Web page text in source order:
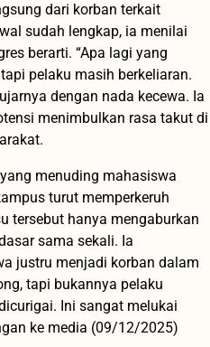
dari korban terkait
sudah lengkap, ia menilai
berarti. “Apa lagi yang
pelaku masih berkeliaran.
dengan nada kecewa. Ia
menimbulkan rasa takut di
menuding mahasiswa
turut memperkeruh
tersebut hanya mengaburkan
sama sekali. Ia
justru menjadi korban dalam
tapi bukannya pelaku
Ini sangat melukai
ke media (09/12/2025)